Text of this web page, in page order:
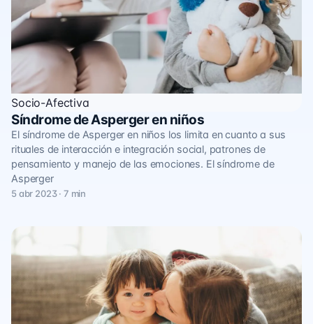
Socio-Afectiva
Síndrome de Asperger en niños
El síndrome de Asperger en niños los limita en cuanto a sus
rituales de interacción e integración social, patrones de
pensamiento y manejo de las emociones. El síndrome de
Asperger
5 abr 2023 · 7 min